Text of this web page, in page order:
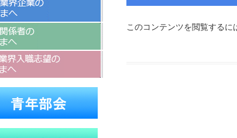
このコンテンツを閲覧する